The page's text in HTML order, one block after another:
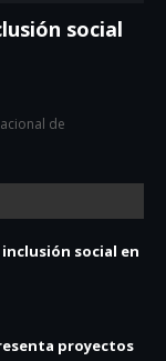
social
de
inclusión social en
proyectos